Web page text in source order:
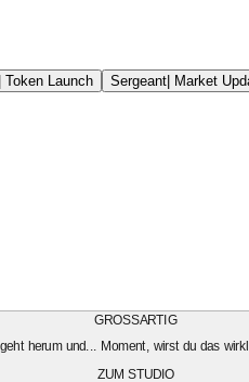
Token Launch Sergeant| Market
GROSSARTIG
herum und... Moment, wirst du das
ZUM STUDIO